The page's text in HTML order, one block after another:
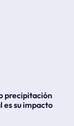
precipitación
es su impacto